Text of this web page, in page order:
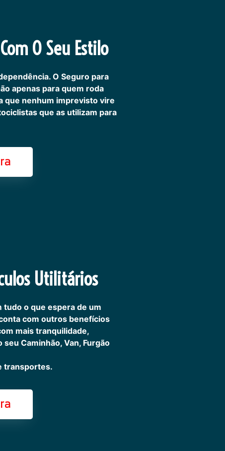
O Seu Estilo
O Seguro para
apenas para quem roda
que nenhum imprevisto vire
que as utilizam para
Utilitários
tudo o que espera de um
com outros benefícios
mais tranquilidade,
Caminhão, Van, Furgão
transportes.